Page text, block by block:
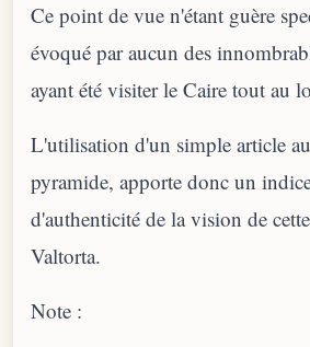
Ce point de vue n'étant guère
évoqué par aucun des
ayant été visiter le Caire tout au
L'utilisation d'un simple article
pyramide, apporte donc un
d'authenticité de la vision de
Valtorta.
Note :